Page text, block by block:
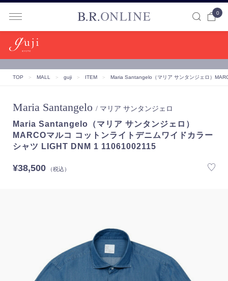
0
TOP ＞ MALL ＞ guji ＞ ITEM ＞ Maria Santangelo（マリア サンタンジェロ）
Maria Santangelo / マリア サンタンジェロ
Maria Santangelo（マリア サンタンジェロ）
MARCOマルコ コットンライトデニムワイドカラー
シャツ LIGHT DNM 1 11061002115
¥38,500（税込）